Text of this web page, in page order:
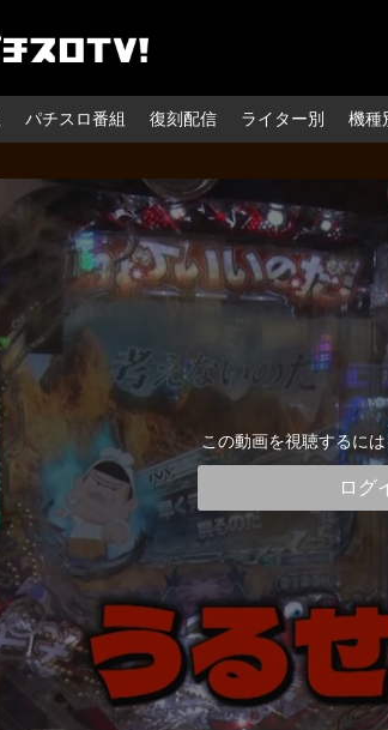
パチスロ番組 復刻配信 ライター別 機種
この動画を視聴するには
ログ